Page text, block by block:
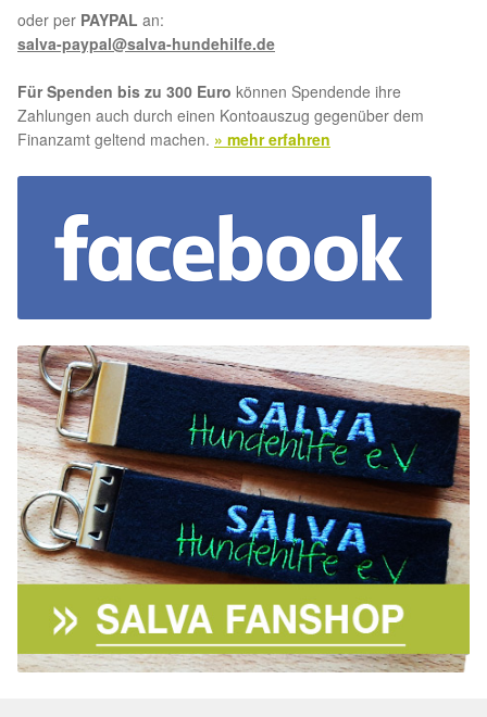
Reiseberichte
Kreativprojekte
Unsere Partnertierheime
Partnertierheim La Linea in Spanien
Aktion „Hilfe La Linea“
Updates „Hilfe La Linea“
Partnertierheim in Bulgarien
Partnertierheim in Polen
oder per PAYPAL an:
salva-paypal@salva-hundehilfe.de
Für Spenden bis zu 300 Euro können Spendende ihre
Zahlungen auch durch einen Kontoauszug gegenüber dem
Finanzamt geltend machen. » mehr erfahren